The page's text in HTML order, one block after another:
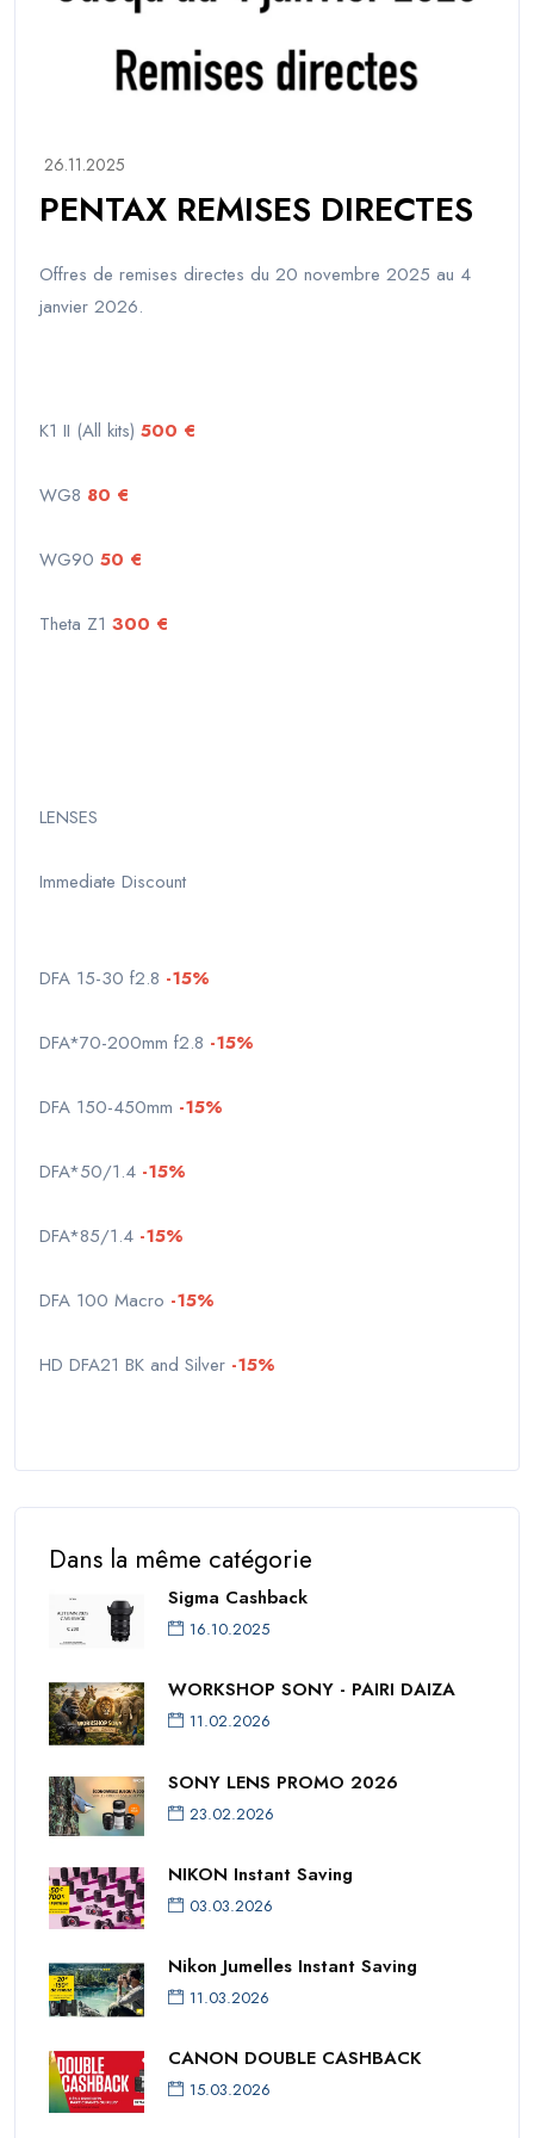
26.11.2025
PENTAX REMISES DIRECTES
Offres de remises directes du 20 novembre 2025 au 4
janvier 2026.
K1 II (All kits) 500 €
WG8 80 €
WG90 50 €
Theta Z1 300 €
LENSES
Immediate Discount
DFA 15-30 f2.8 -15%
DFA*70-200mm f2.8 -15%
DFA 150-450mm -15%
DFA*50/1.4 -15%
DFA*85/1.4 -15%
DFA 100 Macro -15%
HD DFA21 BK and Silver -15%
Dans la même catégorie
Sigma Cashback
16.10.2025
WORKSHOP SONY - PAIRI DAIZA
11.02.2026
SONY LENS PROMO 2026
23.02.2026
NIKON Instant Saving
03.03.2026
Nikon Jumelles Instant Saving
11.03.2026
CANON DOUBLE CASHBACK
15.03.2026